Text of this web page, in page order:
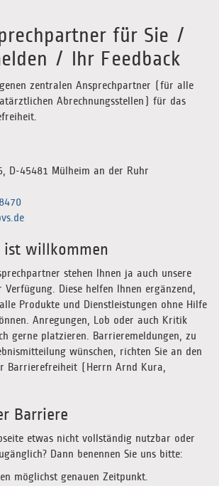
für Sie /
/ Ihr Feedback
zentralen Ansprechpartner (für alle
Abrechnungsstellen) für das
D-45481 Mülheim an der Ruhr
ist willkommen
stehen Ihnen ja auch unsere
Verfügung. Diese helfen Ihnen ergänzend,
Produkte und Dienstleistungen ohne Hilfe
Anregungen, Lob oder auch Kritik
gerne platzieren. Barrieremeldungen, zu
wünschen, richten Sie an den
Barrierefreiheit (Herrn Arnd Kura,
Barriere
etwas nicht vollständig nutzbar oder
Dann benennen Sie uns bitte:
möglichst genauen Zeitpunkt.